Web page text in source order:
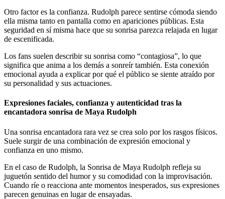
Otro factor es la confianza. Rudolph parece sentirse cómoda siendo
ella misma tanto en pantalla como en apariciones públicas. Esta
seguridad en sí misma hace que su sonrisa parezca relajada en lugar
de escenificada.
Los fans suelen describir su sonrisa como “contagiosa”, lo que
significa que anima a los demás a sonreír también. Esta conexión
emocional ayuda a explicar por qué el público se siente atraído por
su personalidad y sus actuaciones.
Expresiones faciales, confianza y autenticidad tras la
encantadora sonrisa de Maya Rudolph
Una sonrisa encantadora rara vez se crea solo por los rasgos físicos.
Suele surgir de una combinación de expresión emocional y
confianza en uno mismo.
En el caso de Rudolph, la Sonrisa de Maya Rudolph refleja su
juguetón sentido del humor y su comodidad con la improvisación.
Cuando ríe o reacciona ante momentos inesperados, sus expresiones
parecen genuinas en lugar de ensayadas.